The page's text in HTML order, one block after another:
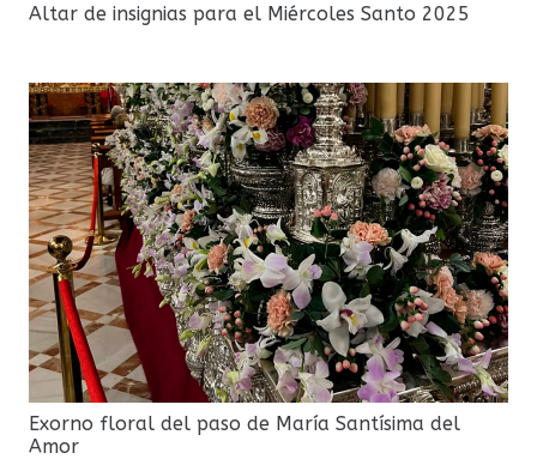
Altar de insignias para el Miércoles Santo 2025
Exorno floral del paso de María Santísima del
Amor